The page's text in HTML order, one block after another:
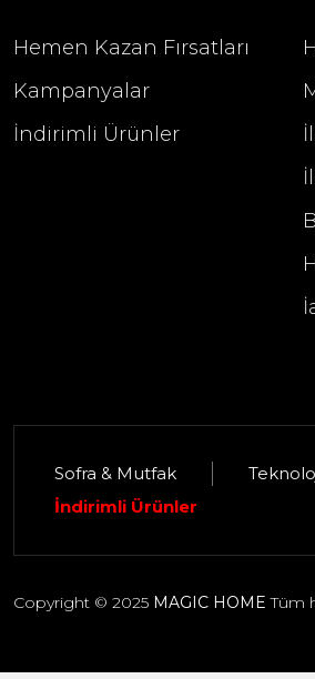
Selim Dekor Elise
Hemen Kazan Fırsatları
Kampanyalar
İndirimli Ürünler
Sofra & Mutfak
İndirimli Ürünler
Copyright © 2025 MAGIC HOME Tüm